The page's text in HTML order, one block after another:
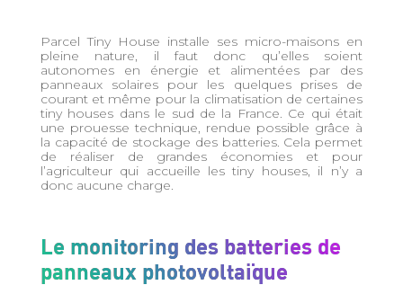
Parcel Tiny House installe ses micro-maisons en
pleine nature, il faut donc qu’elles soient
autonomes en énergie et alimentées par des
panneaux solaires pour les quelques prises de
courant et même pour la climatisation de certaines
tiny houses dans le sud de la France. Ce qui était
une prouesse technique, rendue possible grâce à
la capacité de stockage des batteries. Cela permet
de réaliser de grandes économies et pour
l’agriculteur qui accueille les tiny houses, il n’y a
donc aucune charge.
Le monitoring des batteries de
panneaux photovoltaïque